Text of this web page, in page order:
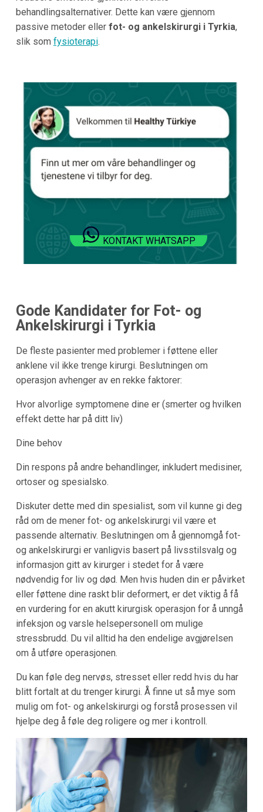
behandlingsalternativer. Dette kan være gjennom
passive metoder eller fot- og ankelskirurgi i Tyrkia,
slik som fysioterapi.
KONTAKT WHATSAPP
Gode Kandidater for Fot- og
Ankelskirurgi i Tyrkia
De fleste pasienter med problemer i føttene eller
anklene vil ikke trenge kirurgi. Beslutningen om
operasjon avhenger av en rekke faktorer:
Hvor alvorlige symptomene dine er (smerter og hvilken
effekt dette har på ditt liv)
Dine behov
Din respons på andre behandlinger, inkludert medisiner,
ortoser og spesialsko.
Diskuter dette med din spesialist, som vil kunne gi deg
råd om de mener fot- og ankelskirurgi vil være et
passende alternativ. Beslutningen om å gjennomgå fot-
og ankelskirurgi er vanligvis basert på livsstilsvalg og
informasjon gitt av kirurger i stedet for å være
nødvendig for liv og død. Men hvis huden din er påvirket
eller føttene dine raskt blir deformert, er det viktig å få
en vurdering for en akutt kirurgisk operasjon for å unngå
infeksjon og varsle helsepersonell om mulige
stressbrudd. Du vil alltid ha den endelige avgjørelsen
om å utføre operasjonen.
Du kan føle deg nervøs, stresset eller redd hvis du har
blitt fortalt at du trenger kirurgi. Å finne ut så mye som
mulig om fot- og ankelskirurgi og forstå prosessen vil
hjelpe deg å føle deg roligere og mer i kontroll.